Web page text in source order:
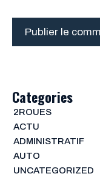
Categories
2ROUES
ACTU
ADMINISTRATIF
AUTO
UNCATEGORIZED